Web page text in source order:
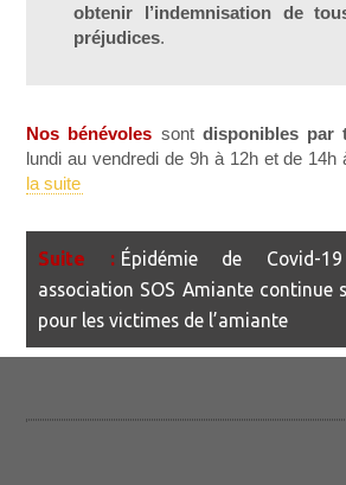
obtenir l’indemnisation de
préjudices.
Nos bénévoles sont disponibles par
lundi au vendredi de 9h à 12h et de
la suite
Épidémie de Covid-
association SOS Amiante continue
pour les victimes de l’amiante